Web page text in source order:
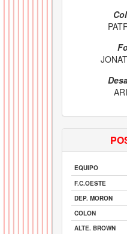
EQUIPO
F.C.OESTE
DEP. MORON
COLON
ALTE. BROWN